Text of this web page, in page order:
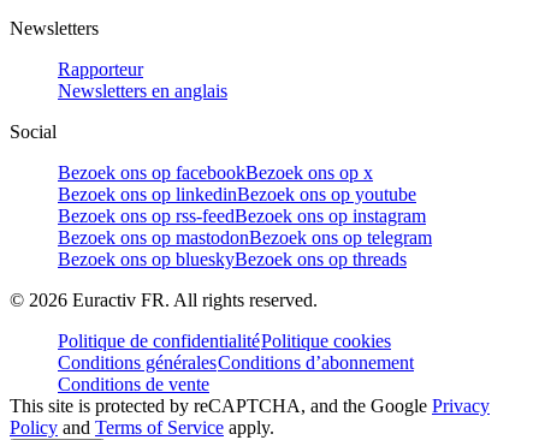
Newsletters
Rapporteur
Newsletters en anglais
Social
Bezoek ons op facebookBezoek ons op x
Bezoek ons op linkedinBezoek ons op youtube
Bezoek ons op rss-feedBezoek ons op instagram
Bezoek ons op mastodonBezoek ons op telegram
Bezoek ons op blueskyBezoek ons op threads
© 2026 Euractiv FR. All rights reserved.
Politique de confidentialitéPolitique cookies
Conditions généralesConditions d’abonnement
Conditions de vente
This site is protected by reCAPTCHA, and the Google Privacy
Policy and Terms of Service apply.